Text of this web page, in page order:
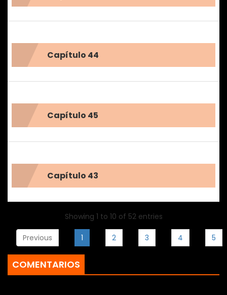
Capítulo 44
Capítulo 45
Capítulo 43
Showing 1 to 10 of 52 entries
Previous 1 2 3 4 5
COMENTARIOS